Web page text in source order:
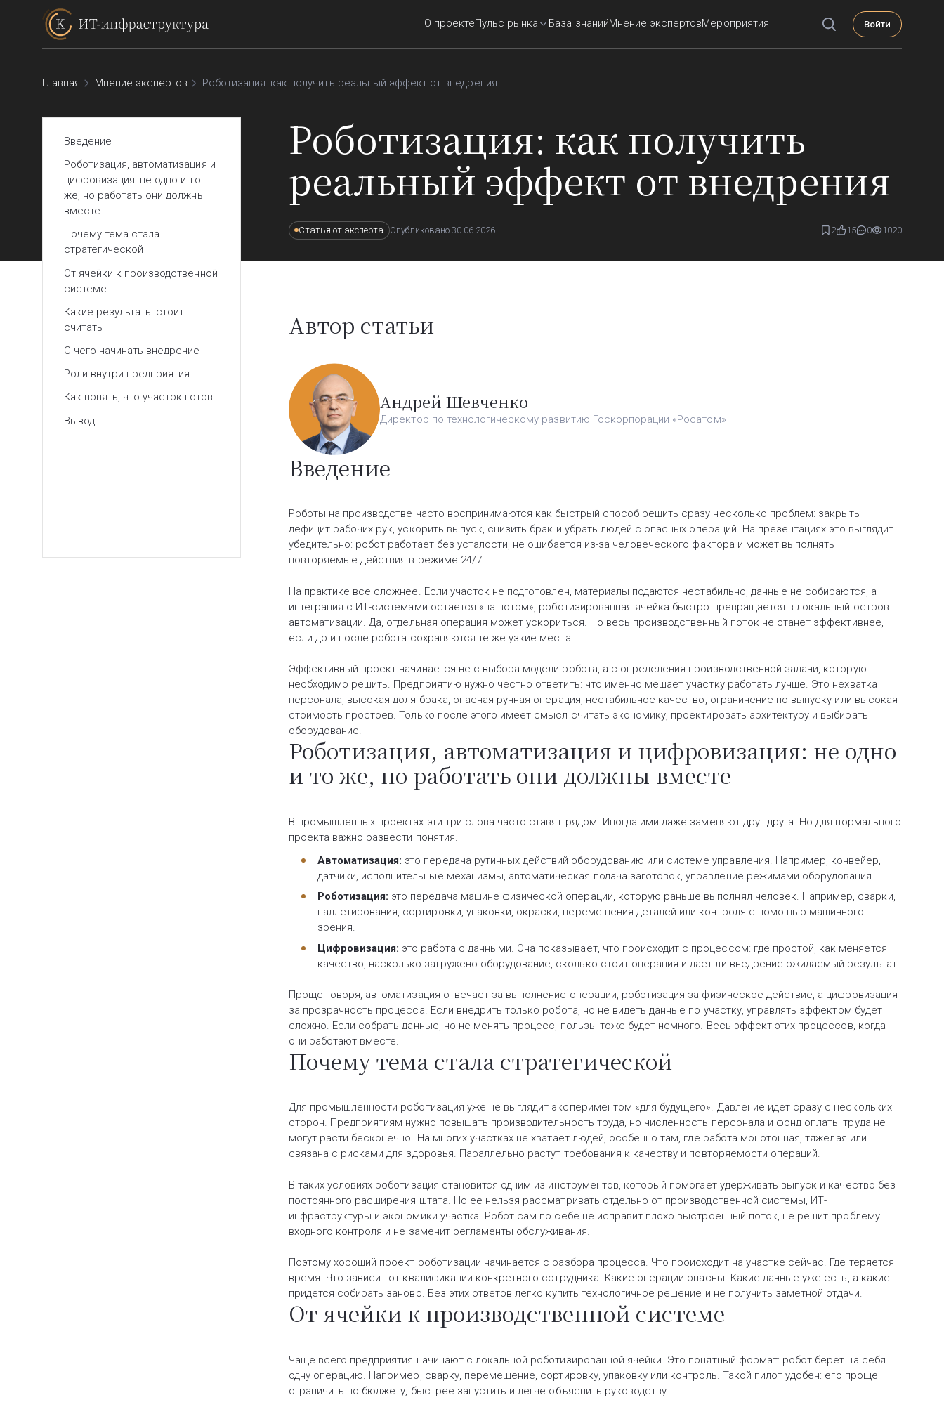
О проектеПульс рынка База знанийМнение экспертовМероприятия Войти
Главная Мнение экспертов Роботизация: как получить реальный эффект от внедрения
Введение
Роботизация, автоматизация и
цифровизация: не одно и то
же, но работать они должны
вместе
Почему тема стала
стратегической
От ячейки к производственной
системе
Какие результаты стоит
считать
С чего начинать внедрение
Роли внутри предприятия
Как понять, что участок готов
Вывод
Роботизация: как получить
реальный эффект от внедрения
Статья от эксперта Опубликовано30.06.2026 2 15 0 1020
Автор статьи
Андрей Шевченко
Директор по технологическому развитию Госкорпорации «Росатом»
Введение
Роботы на производстве часто воспринимаются как быстрый способ решить сразу несколько проблем: закрыть
дефицит рабочих рук, ускорить выпуск, снизить брак и убрать людей с опасных операций. На презентациях это выглядит
убедительно: робот работает без усталости, не ошибается из-за человеческого фактора и может выполнять
повторяемые действия в режиме 24/7.
На практике все сложнее. Если участок не подготовлен, материалы подаются нестабильно, данные не собираются, а
интеграция с ИТ-системами остается «на потом», роботизированная ячейка быстро превращается в локальный остров
автоматизации. Да, отдельная операция может ускориться. Но весь производственный поток не станет эффективнее,
если до и после робота сохраняются те же узкие места.
Эффективный проект начинается не с выбора модели робота, а с определения производственной задачи, которую
необходимо решить. Предприятию нужно честно ответить: что именно мешает участку работать лучше. Это нехватка
персонала, высокая доля брака, опасная ручная операция, нестабильное качество, ограничение по выпуску или высокая
стоимость простоев. Только после этого имеет смысл считать экономику, проектировать архитектуру и выбирать
оборудование.
Роботизация, автоматизация и цифровизация: не одно
и то же, но работать они должны вместе
В промышленных проектах эти три слова часто ставят рядом. Иногда ими даже заменяют друг друга. Но для нормального
проекта важно развести понятия.
Автоматизация: это передача рутинных действий оборудованию или системе управления. Например, конвейер,
датчики, исполнительные механизмы, автоматическая подача заготовок, управление режимами оборудования.
Роботизация: это передача машине физической операции, которую раньше выполнял человек. Например, сварки,
паллетирования, сортировки, упаковки, окраски, перемещения деталей или контроля с помощью машинного
зрения.
Цифровизация: это работа с данными. Она показывает, что происходит с процессом: где простой, как меняется
качество, насколько загружено оборудование, сколько стоит операция и дает ли внедрение ожидаемый результат.
Проще говоря, автоматизация отвечает за выполнение операции, роботизация за физическое действие, а цифровизация
за прозрачность процесса. Если внедрить только робота, но не видеть данные по участку, управлять эффектом будет
сложно. Если собрать данные, но не менять процесс, пользы тоже будет немного. Весь эффект этих процессов, когда
они работают вместе.
Почему тема стала стратегической
Для промышленности роботизация уже не выглядит экспериментом «для будущего». Давление идет сразу с нескольких
сторон. Предприятиям нужно повышать производительность труда, но численность персонала и фонд оплаты труда не
могут расти бесконечно. На многих участках не хватает людей, особенно там, где работа монотонная, тяжелая или
связана с рисками для здоровья. Параллельно растут требования к качеству и повторяемости операций.
В таких условиях роботизация становится одним из инструментов, который помогает удерживать выпуск и качество без
постоянного расширения штата. Но ее нельзя рассматривать отдельно от производственной системы, ИТ-
инфраструктуры и экономики участка. Робот сам по себе не исправит плохо выстроенный поток, не решит проблему
входного контроля и не заменит регламенты обслуживания.
Поэтому хороший проект роботизации начинается с разбора процесса. Что происходит на участке сейчас. Где теряется
время. Что зависит от квалификации конкретного сотрудника. Какие операции опасны. Какие данные уже есть, а какие
придется собирать заново. Без этих ответов легко купить технологичное решение и не получить заметной отдачи.
От ячейки к производственной системе
Чаще всего предприятия начинают с локальной роботизированной ячейки. Это понятный формат: робот берет на себя
одну операцию. Например, сварку, перемещение, сортировку, упаковку или контроль. Такой пилот удобен: его проще
ограничить по бюджету, быстрее запустить и легче объяснить руководству.